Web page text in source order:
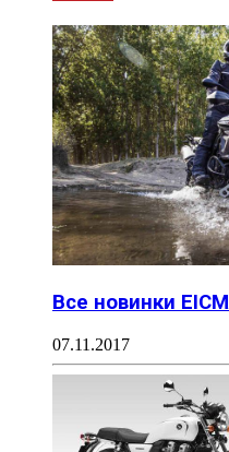
Все новинки
07.11.2017